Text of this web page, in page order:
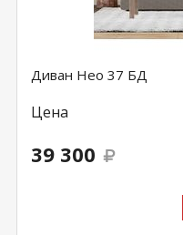
Диван Нео 37 БД
Цена
39 300